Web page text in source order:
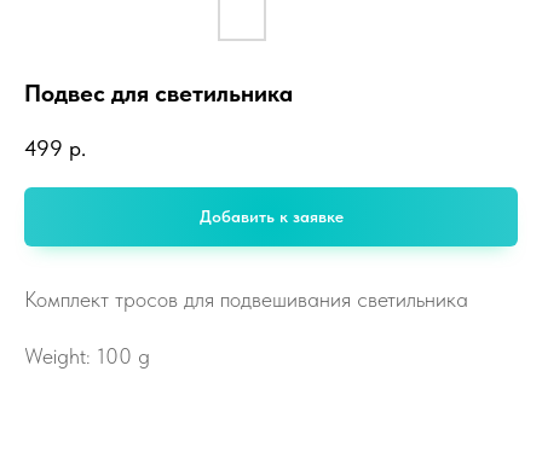
Подвес для светильника
499 р.
Добавить к заявке
Комплект тросов для подвешивания светильника
Weight: 100 g